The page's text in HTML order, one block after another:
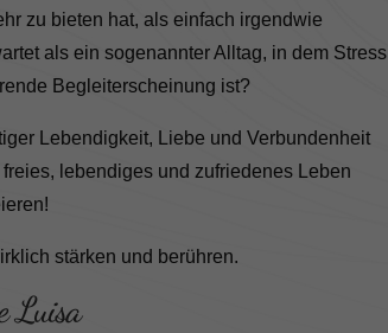
zu bieten hat, als einfach irgendwie
als ein sogenannter Alltag, in dem Stress
Begleiterscheinung ist?
Lebendigkeit, Liebe und Verbundenheit
lebendiges und zufriedenes Leben
stärken und berühren.
Luisa